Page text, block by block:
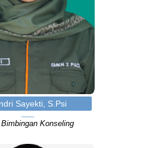
Sayekti, S.Psi
Konseling